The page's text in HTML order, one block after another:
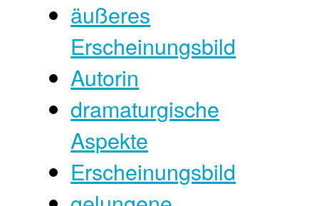
äußeres
Erscheinungsbild
Autorin
dramaturgische
Aspekte
Erscheinungsbild